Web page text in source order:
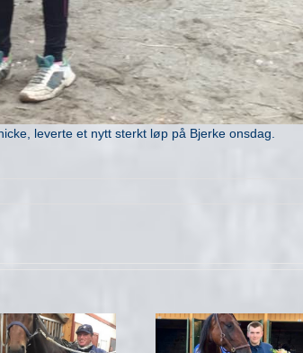
leverte et nytt sterkt løp på Bjerke onsdag.